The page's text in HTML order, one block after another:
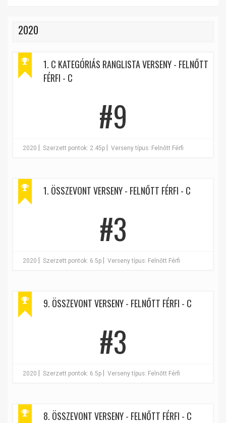
2020
1. C KATEGÓRIÁS RANGLISTA VERSENY - FELNŐTT
FÉRFI - C
#9
2020 Szerzett pontok: 2.45p Verseny típus: Felnőtt Férfi
1. ÖSSZEVONT VERSENY - FELNŐTT FÉRFI - C
#3
2020 Szerzett pontok: 6.5p Verseny típus: Felnőtt Férfi
9. ÖSSZEVONT VERSENY - FELNŐTT FÉRFI - C
#3
2020 Szerzett pontok: 6.5p Verseny típus: Felnőtt Férfi
8. ÖSSZEVONT VERSENY - FELNŐTT FÉRFI - C